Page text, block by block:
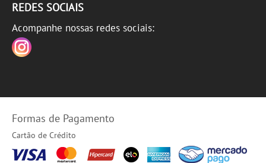
REDES SOCIAIS
Acompanhe nossas redes sociais:
Formas de Pagamento
Cartão de Crédito